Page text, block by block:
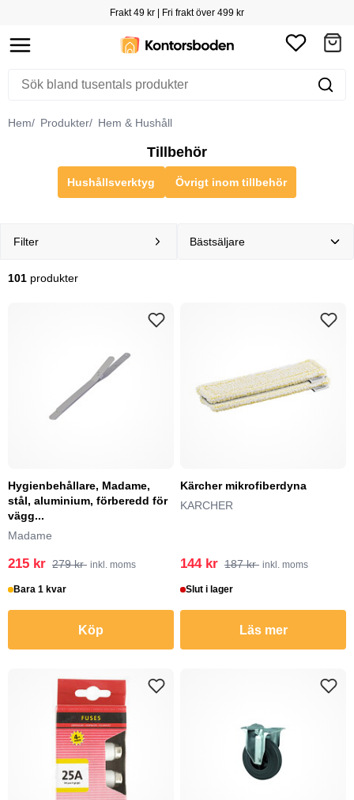
Frakt 49 kr | Fri frakt över 499 kr
Hem Produkter Hem & Hushåll
Tillbehör
Hushållsverktyg Övrigt inom tillbehör
Filter
101 produkter
Hygienbehållare, Madame,
stål, aluminium, förberedd för
vägg...
Madame
215 kr 279 kr inkl. moms
Bara 1 kvar
Köp
Kärcher mikrofiberdyna
KARCHER
144 kr 187 kr inkl. moms
Slut i lager
Läs mer